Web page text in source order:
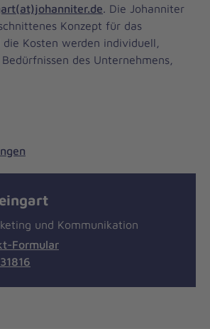
. Die Johanniter
Konzept für das
Kosten werden individuell,
des Unternehmens,
und Kommunikation
Formular